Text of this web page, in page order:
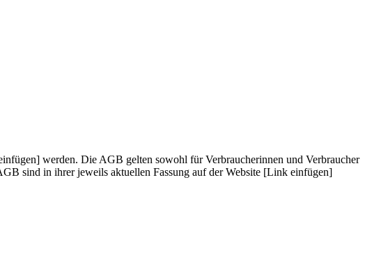
werden. Die AGB gelten sowohl für Verbraucherinnen und Verbraucher
sind in ihrer jeweils aktuellen Fassung auf der Website [Link einfügen]